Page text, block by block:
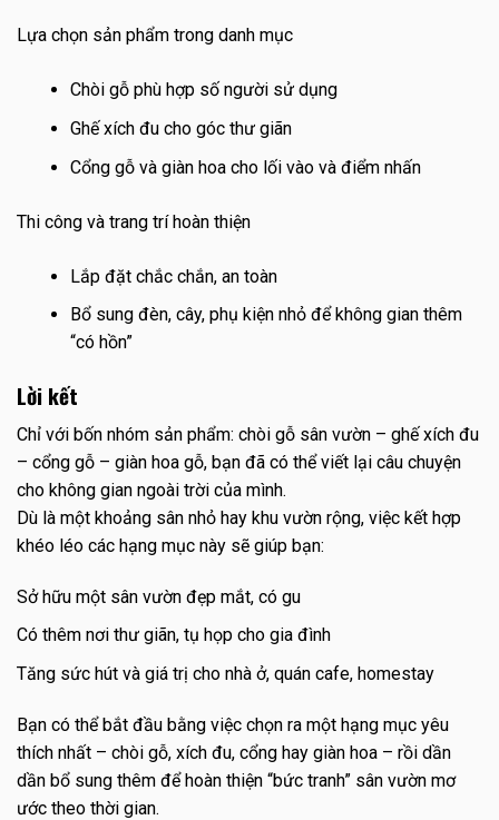
Lựa chọn sản phẩm trong danh mục
Chòi gỗ phù hợp số người sử dụng
Ghế xích đu cho góc thư giãn
Cổng gỗ và giàn hoa cho lối vào và điểm nhấn
Thi công và trang trí hoàn thiện
Lắp đặt chắc chắn, an toàn
Bổ sung đèn, cây, phụ kiện nhỏ để không gian thêm
“có hồn”
Lời kết
Chỉ với bốn nhóm sản phẩm: chòi gỗ sân vườn – ghế xích đu
– cổng gỗ – giàn hoa gỗ, bạn đã có thể viết lại câu chuyện
cho không gian ngoài trời của mình.
Dù là một khoảng sân nhỏ hay khu vườn rộng, việc kết hợp
khéo léo các hạng mục này sẽ giúp bạn:
Sở hữu một sân vườn đẹp mắt, có gu
Có thêm nơi thư giãn, tụ họp cho gia đình
Tăng sức hút và giá trị cho nhà ở, quán cafe, homestay
Bạn có thể bắt đầu bằng việc chọn ra một hạng mục yêu
thích nhất – chòi gỗ, xích đu, cổng hay giàn hoa – rồi dần
dần bổ sung thêm để hoàn thiện “bức tranh” sân vườn mơ
ước theo thời gian.